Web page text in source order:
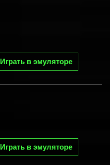
Играть в эмуляторе
Играть в эмуляторе